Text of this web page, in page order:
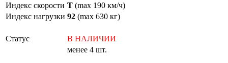
Индекс скорости T (max 190 км/ч)
Индекс нагрузки 92 (max 630 кг)
Статус
В НАЛИЧИИ
менее 4 шт.